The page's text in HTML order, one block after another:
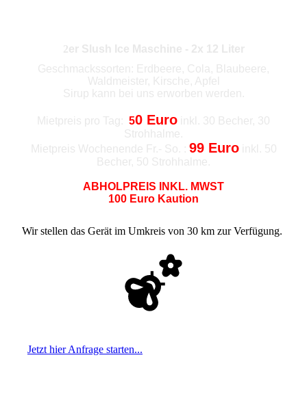
50 Euro
99 Euroinkl. 50
ABHOLPREIS INKL. MWST
100 Euro Kaution
Wir stellen das Gerät im Umkreis von 30 km zur Verfügung.
Jetzt hier Anfrage starten...